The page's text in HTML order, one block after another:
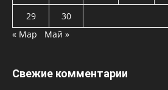
29
30
« Мар
Май »
Свежие комментарии